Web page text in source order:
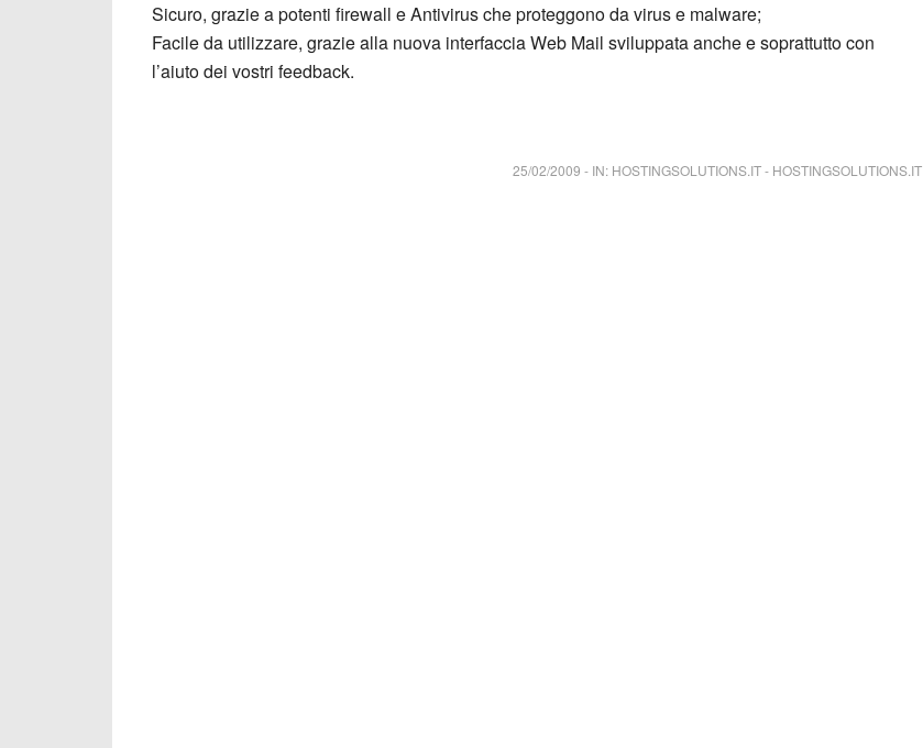
Sicuro, grazie a potenti firewall e Antivirus che proteggono da virus e malware;
Facile da utilizzare, grazie alla nuova interfaccia Web Mail sviluppata anche e soprattutto con
l’aiuto dei vostri feedback.
25/02/2009 - IN: HOSTINGSOLUTIONS.IT- HOSTINGSOLUTIONS.IT